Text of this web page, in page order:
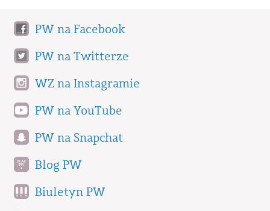
PW na Facebook
PW na Twitterze
WZ na Instagramie
PW na YouTube
PW na Snapchat
Blog PW
Biuletyn PW